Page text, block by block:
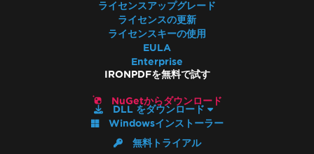
ライセンスアップグレード
ライセンスの更新
ライセンスキーの使用
EULA
Enterprise
IRONPDFを無料で試す
NuGetからダウンロード
DLL をダウンロード
Windowsインストーラー
無料トライアル